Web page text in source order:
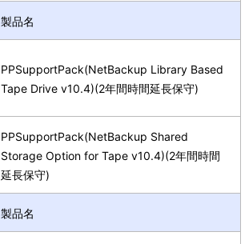
製品名
PPSupportPack(NetBackup Library Based
Tape Drive v10.4)(2年間時間延長保守)
PPSupportPack(NetBackup Shared
Storage Option for Tape v10.4)(2年間時間
延長保守)
製品名